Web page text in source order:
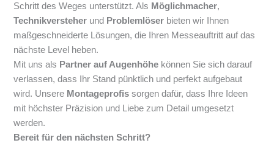
Schritt des Weges unterstützt. Als Möglichmacher,
Technikversteher und Problemlöser bieten wir Ihnen
maßgeschneiderte Lösungen, die Ihren Messeauftritt auf das
nächste Level heben.
Mit uns als Partner auf Augenhöhe können Sie sich darauf
verlassen, dass Ihr Stand pünktlich und perfekt aufgebaut
wird. Unsere Montageprofis sorgen dafür, dass Ihre Ideen
mit höchster Präzision und Liebe zum Detail umgesetzt
werden.
Bereit für den nächsten Schritt?